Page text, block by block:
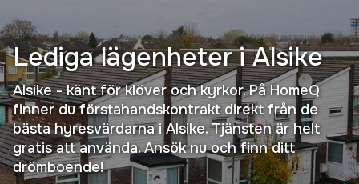
Lediga lägenheter iAlsike
Alsike - känt för klöver och kyrkor. På HomeQ
finner du förstahandskontrakt direkt från de
bästa hyresvärdarna i Alsike. Tjänsten är helt
gratis att använda. Ansök nu och finn ditt
drömboende!